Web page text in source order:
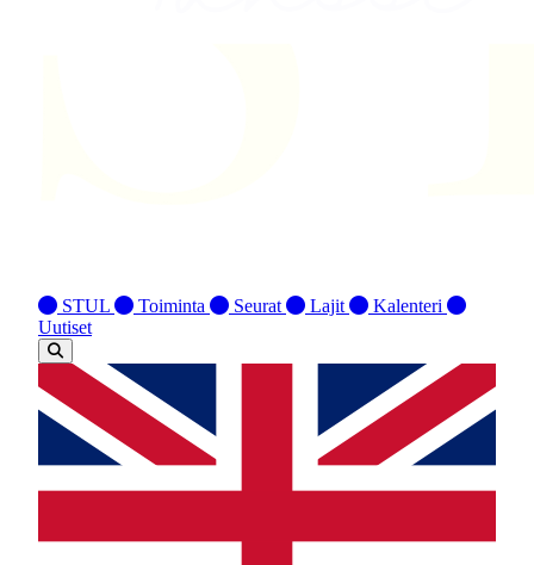
STUL Toiminta Seurat Lajit
Kalenteri
Uutiset